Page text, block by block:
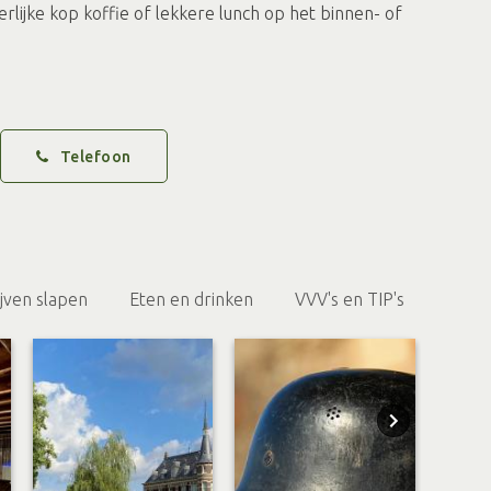
kop koffie of lekkere lunch op het binnen- of
Telefoon
slapen Eten en drinken VVV's en TIP's